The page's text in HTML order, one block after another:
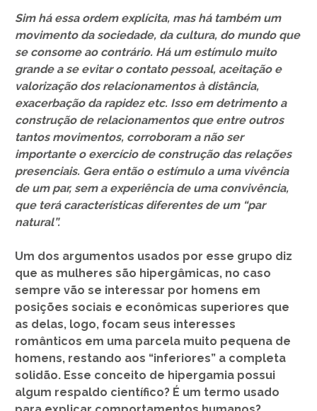
Sim há essa ordem explícita, mas há também um
movimento da sociedade, da cultura, do mundo que
se consome ao contrário. Há um estímulo muito
grande a se evitar o contato pessoal, aceitação e
valorização dos relacionamentos à distância,
exacerbação da rapidez etc. Isso em detrimento a
construção de relacionamentos que entre outros
tantos movimentos, corroboram a não ser
importante o exercício de construção das relações
presenciais. Gera então o estímulo a uma vivência
de um par, sem a experiência de uma convivência,
que terá características diferentes de um “par
natural”.
Um dos argumentos usados por esse grupo diz
que as mulheres são hipergâmicas, no caso
sempre vão se interessar por homens em
posições sociais e econômicas superiores que
as delas, logo, focam seus interesses
românticos em uma parcela muito pequena de
homens, restando aos “inferiores” a completa
solidão. Esse conceito de hipergamia possui
algum respaldo científico? É um termo usado